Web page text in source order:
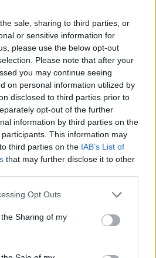
sale, sharing to third parties, or
or sensitive information for
please use the below opt-out
Please note that after your
you may continue seeing
on personal information utilized by
disclosed to third parties prior to
opt-out of the further
information by third parties on the
participants. This information may
third parties on the IAB’s List of
that may further disclose it to other
Opt Outs
Sharing of my